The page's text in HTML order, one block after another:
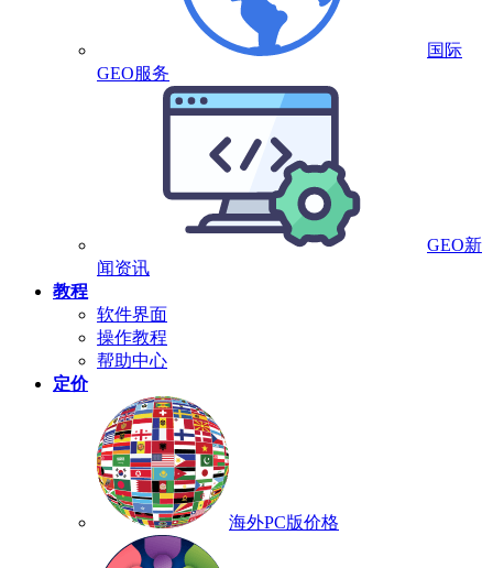
国际
GEO服务
GEO新
闻资讯
教程
软件界面
操作教程
帮助中心
定价
海外PC版价格